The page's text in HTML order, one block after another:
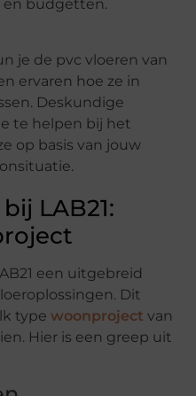
en budgetten.
je de pvc vloeren van
ervaren hoe ze in
Deskundige
te helpen bij het
op basis van jouw
LAB21:
een uitgebreid
Dit
typewoonproject van
Hier is een greep uit